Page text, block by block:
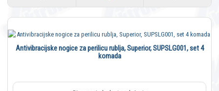
Antivibracijske nogice za perilicu rublja, Superior, SUPSLG001, set 4
komada